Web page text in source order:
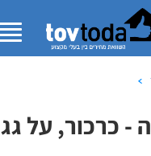
- כרכור, על גג